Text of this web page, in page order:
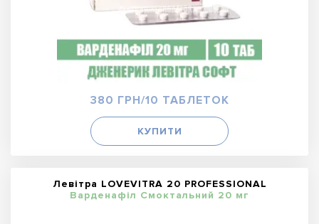
380 ГРН/10 ТАБЛЕТОК
КУПИТИ
Левітра LOVEVITRA 20 PROFESSIONAL
Варденафіл Смоктальний 20 мг